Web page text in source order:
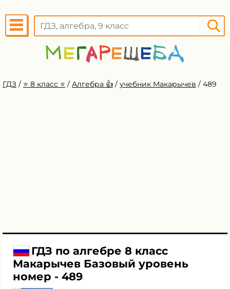
ГДЗ / ⭐️ 8 класс ⭐️ / Алгебра 👍 / учебник Макарычев / 489
ГДЗ по алгебре 8 класс
Макарычев Базовый уровень
номер - 489